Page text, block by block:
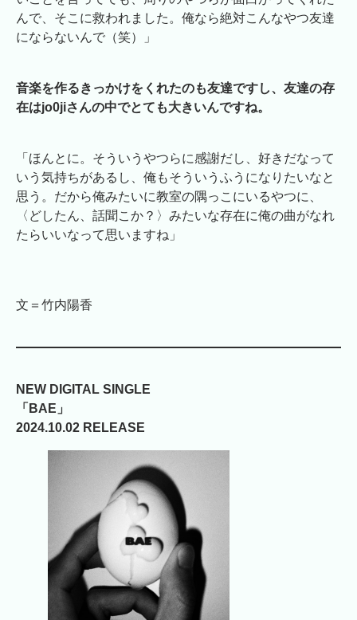
んで、そこに救われました。俺なら絶対こんなやつ友達
にならないんで（笑）」
音楽を作るきっかけをくれたのも友達ですし、友達の存
在はjo0jiさんの中でとても大きいんですね。
「ほんとに。そういうやつらに感謝だし、好きだなって
いう気持ちがあるし、俺もそういうふうになりたいなと
思う。だから俺みたいに教室の隅っこにいるやつに、
〈どしたん、話聞こか？〉みたいな存在に俺の曲がなれ
たらいいなって思いますね」
文＝竹内陽香
NEW DIGITAL SINGLE
「BAE」
2024.10.02 RELEASE